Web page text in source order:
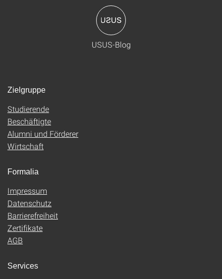
USUS-Blog
Zielgruppe
Studierende
Beschäftigte
Alumni und Förderer
Wirtschaft
Formalia
Impressum
Datenschutz
Barrierefreiheit
Zertifikate
AGB
Services